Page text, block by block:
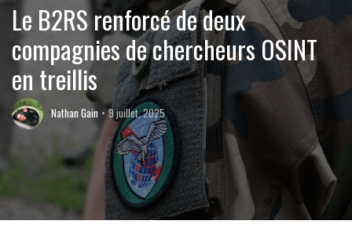
Le B2RS renforcé de deux
compagnies de chercheurs OSINT
en treillis
Nathan Gain 9 juillet, 2025